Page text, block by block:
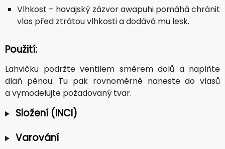
Vlhkost – havajský zázvor awapuhi pomáhá chránit
vlas před ztrátou vlhkosti a dodává mu lesk.
Použití:
Lahvičku podržte ventilem směrem dolů a naplňte
dlaň pěnou. Tu pak rovnoměrně naneste do vlasů
a vymodelujte požadovaný tvar.
Složení (INCI)
Varování